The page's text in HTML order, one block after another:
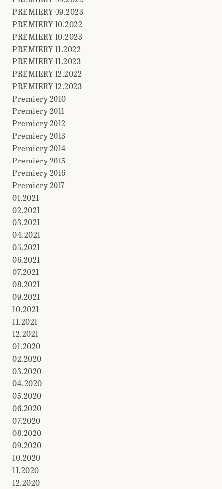
PREMIERY 09.2023
PREMIERY 10.2022
PREMIERY 10.2023
PREMIERY 11.2022
PREMIERY 11.2023
PREMIERY 12.2022
PREMIERY 12.2023
Premiery 2010
Premiery 2011
Premiery 2012
Premiery 2013
Premiery 2014
Premiery 2015
Premiery 2016
Premiery 2017
01.2021
02.2021
03.2021
04.2021
05.2021
06.2021
07.2021
08.2021
09.2021
10.2021
11.2021
12.2021
01.2020
02.2020
03.2020
04.2020
05.2020
06.2020
07.2020
08.2020
09.2020
10.2020
11.2020
12.2020